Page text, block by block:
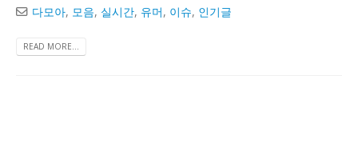
다모아, 모음, 실시간, 유머, 이슈, 인기글
READ MORE...